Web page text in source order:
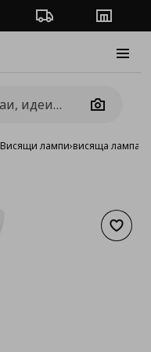
Проследяване на
Camera
Висящи лампи›висяща лампа